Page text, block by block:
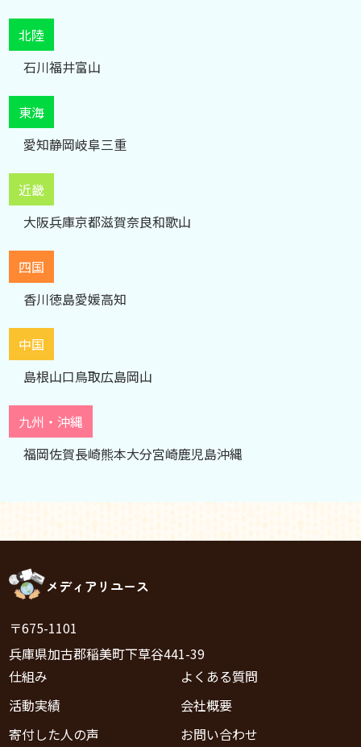
北陸
石川福井富山
東海
愛知静岡岐阜三重
近畿
大阪兵庫京都滋賀奈良和歌山
四国
香川徳島愛媛高知
中国
島根山口鳥取広島岡山
九州・沖縄
福岡佐賀長崎熊本大分宮崎鹿児島沖縄
メディアリユース
〒675-1101
兵庫県加古郡稲美町下草谷441-39
仕組み
活動実績
寄付した人の声
よくある質問
会社概要
お問い合わせ